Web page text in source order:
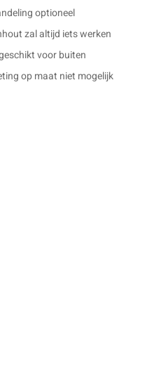
optioneel
zal altijd iets werken
voor buiten
op maat niet mogelijk